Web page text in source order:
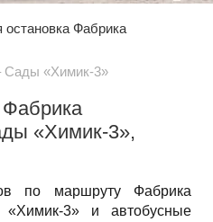
остановка Фабрика
Сады «Химик-3»
«Химик-3»,
по маршруту Фабрика
3» и автобусные